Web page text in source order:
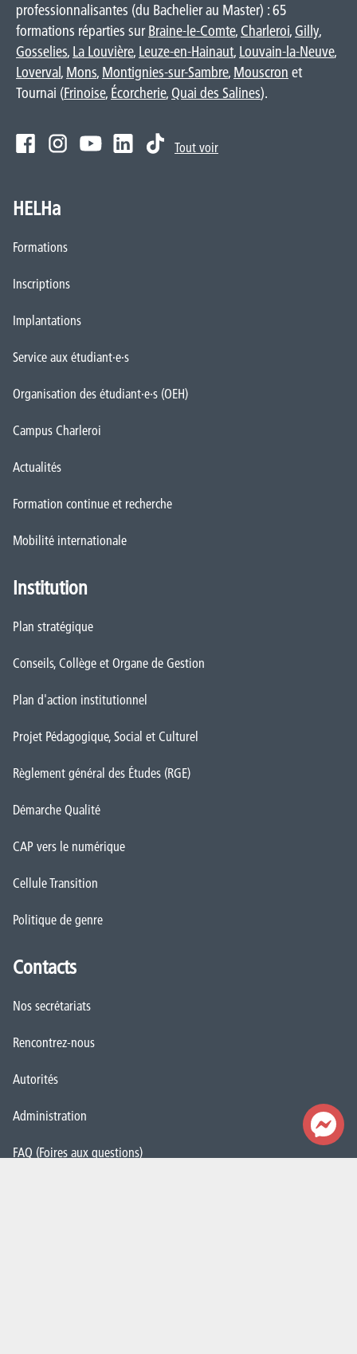
professionnalisantes (du Bachelier au Master) : 65
formations réparties surBraine-le-Comte, Charleroi, Gilly,
Gosselies, La Louvière, Leuze-en-Hainaut, Louvain-la-Neuve,
Loverval, Mons, Montignies-sur-Sambre, Mouscron et
Tournai (Frinoise, Écorcherie, Quai des Salines).
Tout voir
HELHa
Formations
Inscriptions
Implantations
Service aux étudiant·e·s
Organisation des étudiant·e·s (OEH)
Campus Charleroi
Actualités
Formation continue et recherche
Mobilité internationale
Institution
Plan stratégique
Conseils, Collège et Organe de Gestion
Plan d'action institutionnel
Projet Pédagogique, Social et Culturel
Règlement général des Études (RGE)
Démarche Qualité
CAP vers le numérique
Cellule Transition
Politique de genre
Contacts
Nos secrétariats
Rencontrez-nous
Autorités
Administration
FAQ (Foires aux questions)